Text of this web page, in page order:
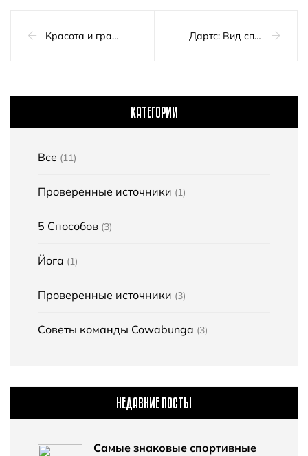
Красота и грация балета: введение в этот вид искусства Дартс: Вид спорта, требующий точности и сосредоточенности
КАТЕГОРИИ
Все (11)
Проверенные источники (1)
5 Способов (3)
Йога (1)
Проверенные источники (3)
Советы команды Cowabunga (3)
НЕДАВНИЕ ПОСТЫ
Самые знаковые спортивные